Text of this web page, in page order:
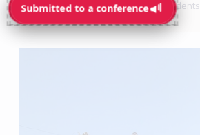
Submitted to a conference
Programs available for students
Submitted to a conference